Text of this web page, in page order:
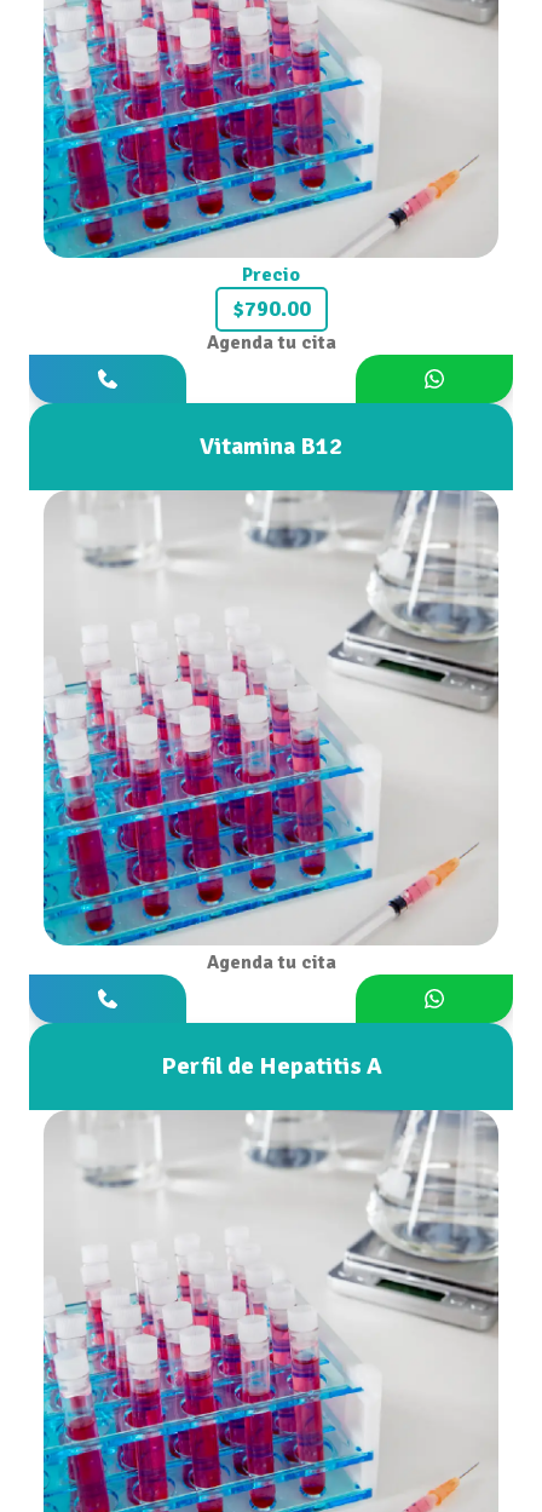
Precio
$790.00
Agenda tu cita
Vitamina B12
Agenda tu cita
Perfil de Hepatitis A